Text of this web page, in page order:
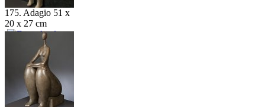
175. Adagio 51 x
20 x 27 cm